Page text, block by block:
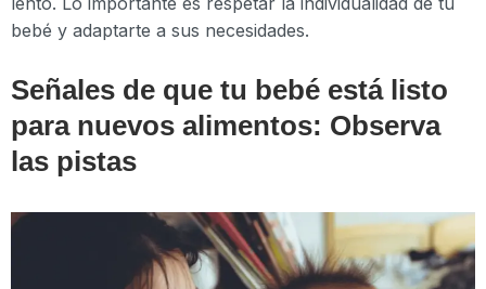
bebé y adaptarte a sus necesidades.
Señales de que tu bebé está listo
para nuevos alimentos: Observa
las pistas